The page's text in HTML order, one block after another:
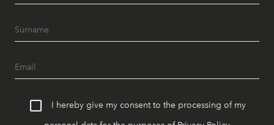
I hereby give my consent to the processing of my